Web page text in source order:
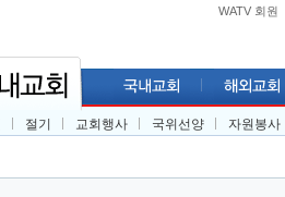
WATV 회원
절기 교회행사 국위선양 자원봉사